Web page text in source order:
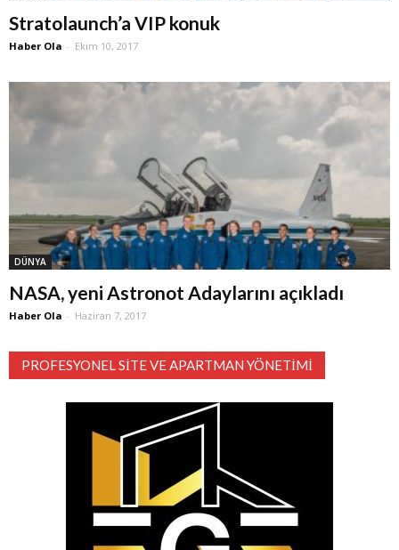
Stratolaunch’a VIP konuk
Haber Ola - Ekim 10, 2017
DÜNYA
NASA, yeni Astronot Adaylarını açıkladı
Haber Ola - Haziran 7, 2017
PROFESYONEL SITE VE APARTMAN YÖNETIMI